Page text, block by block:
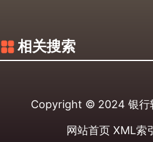
相关搜索
Copyright © 2024 银行
网站首页 XML索引